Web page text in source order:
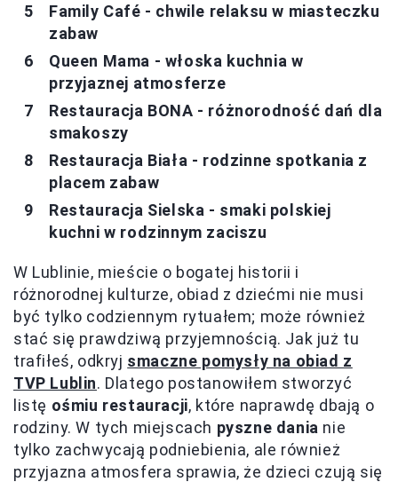
Family Café - chwile relaksu w miasteczku
zabaw
Queen Mama - włoska kuchnia w
przyjaznej atmosferze
Restauracja BONA - różnorodność dań dla
smakoszy
Restauracja Biała - rodzinne spotkania z
placem zabaw
Restauracja Sielska - smaki polskiej
kuchni w rodzinnym zaciszu
W Lublinie, mieście o bogatej historii i
różnorodnej kulturze, obiad z dziećmi nie musi
być tylko codziennym rytuałem; może również
stać się prawdziwą przyjemnością. Jak już tu
trafiłeś, odkryj smaczne pomysły na obiad z
TVP Lublin. Dlatego postanowiłem stworzyć
listę ośmiu restauracji, które naprawdę dbają o
rodziny. W tych miejscach pyszne dania nie
tylko zachwycają podniebienia, ale również
przyjazna atmosfera sprawia, że dzieci czują się